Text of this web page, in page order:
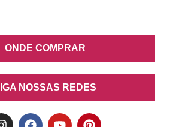
ONDE COMPRAR
NOSSAS REDES